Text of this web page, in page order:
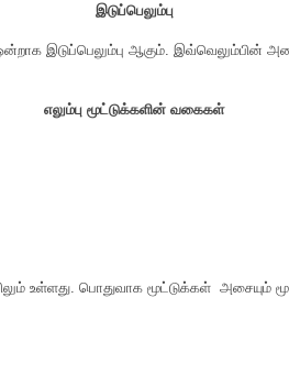
இடுப்பெலும்பு
ஒன்றாக இடுப்பெலும்பு ஆகும். இவ்வெலும்பின்
எலும்பு மூட்டுக்களின் வகைகள்
உள்ளது. பொதுவாக மூட்டுக்கள் அசையும்